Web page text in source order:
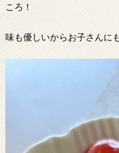
ころ！
味も優しいからお子さんに